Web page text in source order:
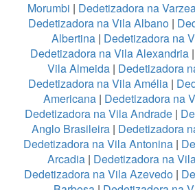
Morumbi | Dedetizadora na
Dedetizadora na Vila Albano|
Albertina | Dedetizadora na
Dedetizadora na Vila Alexandria|
Vila Almeida | Dedetizadora
Dedetizadora na Vila Amélia |
Americana | Dedetizadora na
Dedetizadora na Vila Andrade|
Anglo Brasileira | Dedetizadora
Dedetizadora na Vila Antonina |
Arcadia | Dedetizadora na
Dedetizadora na Vila Azevedo|